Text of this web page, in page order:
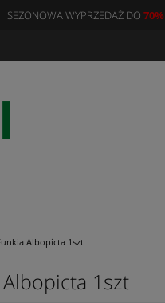
SEZONOWA WYPRZEDAŻ DO 70%
Albopicta 1szt
1szt